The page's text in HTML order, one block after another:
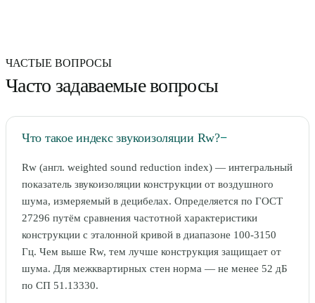
ЧАСТЫЕ ВОПРОСЫ
Часто задаваемые вопросы
Что такое индекс звукоизоляции Rw?−
Rw (англ. weighted sound reduction index) — интегральный
показатель звукоизоляции конструкции от воздушного
шума, измеряемый в децибелах. Определяется по ГОСТ
27296 путём сравнения частотной характеристики
конструкции с эталонной кривой в диапазоне 100-3150
Гц. Чем выше Rw, тем лучше конструкция защищает от
шума. Для межквартирных стен норма — не менее 52 дБ
по СП 51.13330.